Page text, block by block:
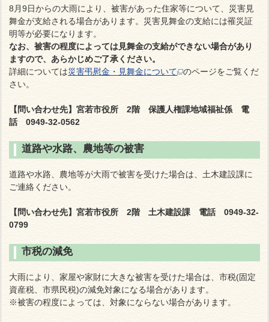
8月9日からの大雨により、被害があった住家等について、災害見
舞金が支給される場合があります。災害見舞金の支給には罹災証
明等が必要になります。
なお、被害の程度によっては見舞金の支給ができない場合があり
ますので、あらかじめご了承ください。
詳細については災害弔慰金・見舞金について
のページをご覧くだ
さい。
【問い合わせ先】宮若市役所 2階 保護人権課地域福祉係 電
話 0949-32-0562
道路や水路、農地等の被害
道路や水路、農地等が大雨で被害を受けた場合は、土木建設課に
ご連絡ください。
【問い合わせ先】宮若市役所 2階 土木建設課 電話 0949-32-
0799
市税の減免
大雨により、家屋や家財に大きな被害を受けた場合は、市税(固定
資産税、市県民税)の減免対象になる場合があります。
※被害の程度によっては、対象にならない場合があります。